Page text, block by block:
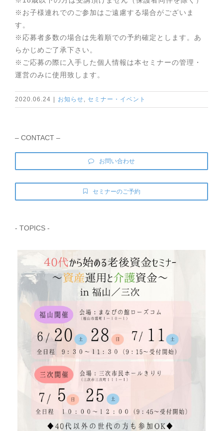
※お子様連れでのご参加はご遠慮する場合がございま
す。
※応募者多数の場合は先着順での予約確定とします。あ
らかじめご了承下さい。
※ご応募の際に入手した個人情報は本セミナーの管理・
運営のみに使用致します。
2020.06.24 | お知らせ, セミナー・イベント
– CONTACT –
お問い合わせ
セミナーのご予約
- TOPICS -